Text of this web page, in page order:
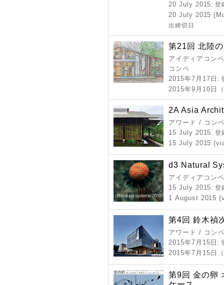
20 July 2015: 登
20 July 2015
出締切日
第21回 北陸
アイディアコン
コンペ
2015年7月17日 :
2015年9月10日
2A Asia
アワード / コン
15 July 2015: 登
15 July 2015
d3 Natural
アイディアコン
15 July 2015: 登
1 August 2015
第4回 鈴木禎
アワード / コン
2015年7月15日 :
2015年7月15日
第9回 金の卵